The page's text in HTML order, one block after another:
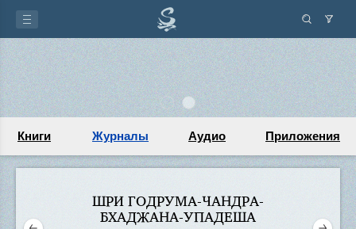
Книги Журналы Аудио Приложения
ШРИ ГОДРУМА-ЧАНДРА-
БХАДЖАНА-УПАДЕША